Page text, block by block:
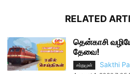
RELATED
தென்காசி
தேவை!
சற்றுமுன் Sakthi